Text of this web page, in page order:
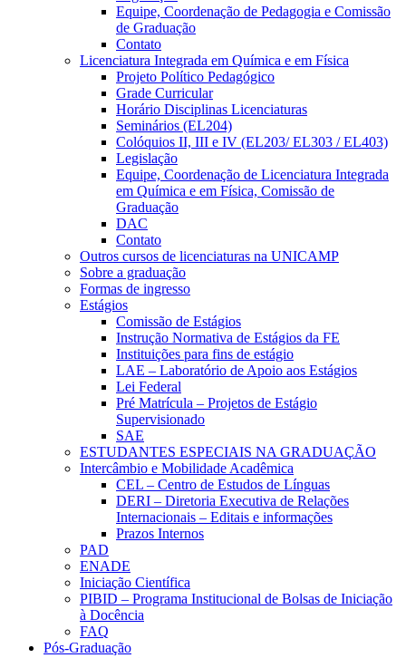
Equipe, Coordenação de Pedagogia e Comissão
de Graduação
Contato
Licenciatura Integrada em Química e em Física
Projeto Político Pedagógico
Grade Curricular
Horário Disciplinas Licenciaturas
Seminários (EL204)
Colóquios II, III e IV (EL203/ EL303 / EL403)
Legislação
Equipe, Coordenação de Licenciatura Integrada
em Química e em Física, Comissão de
Graduação
DAC
Contato
Outros cursos de licenciaturas na UNICAMP
Sobre a graduação
Formas de ingresso
Estágios
Comissão de Estágios
Instrução Normativa de Estágios da FE
Instituições para fins de estágio
LAE – Laboratório de Apoio aos Estágios
Lei Federal
Pré Matrícula – Projetos de Estágio
Supervisionado
SAE
ESTUDANTES ESPECIAIS NA GRADUAÇÃO
Intercâmbio e Mobilidade Acadêmica
CEL – Centro de Estudos de Línguas
DERI – Diretoria Executiva de Relações
Internacionais – Editais e informações
Prazos Internos
PAD
ENADE
Iniciação Científica
PIBID – Programa Institucional de Bolsas de Iniciação
à Docência
FAQ
Pós-Graduação